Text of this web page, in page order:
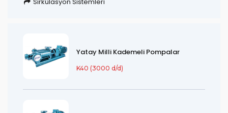
Yatay Milli Kademeli Pompalar
K40 (3000 d/d)